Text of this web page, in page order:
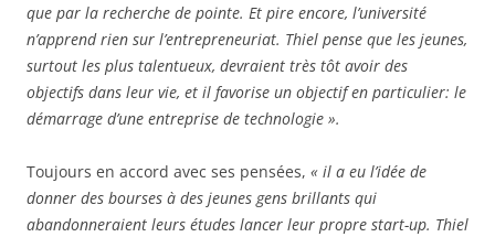
que par la recherche de pointe. Et pire encore, l’université
n’apprend rien sur l’entrepreneuriat. Thiel pense que les jeunes,
surtout les plus talentueux, devraient très tôt avoir des
objectifs dans leur vie, et il favorise un objectif en particulier: le
démarrage d’une entreprise de technologie ».
Toujours en accord avec ses pensées, « il a eu l’idée de
donner des bourses à des jeunes gens brillants qui
abandonneraient leurs études lancer leur propre start-up. Thiel